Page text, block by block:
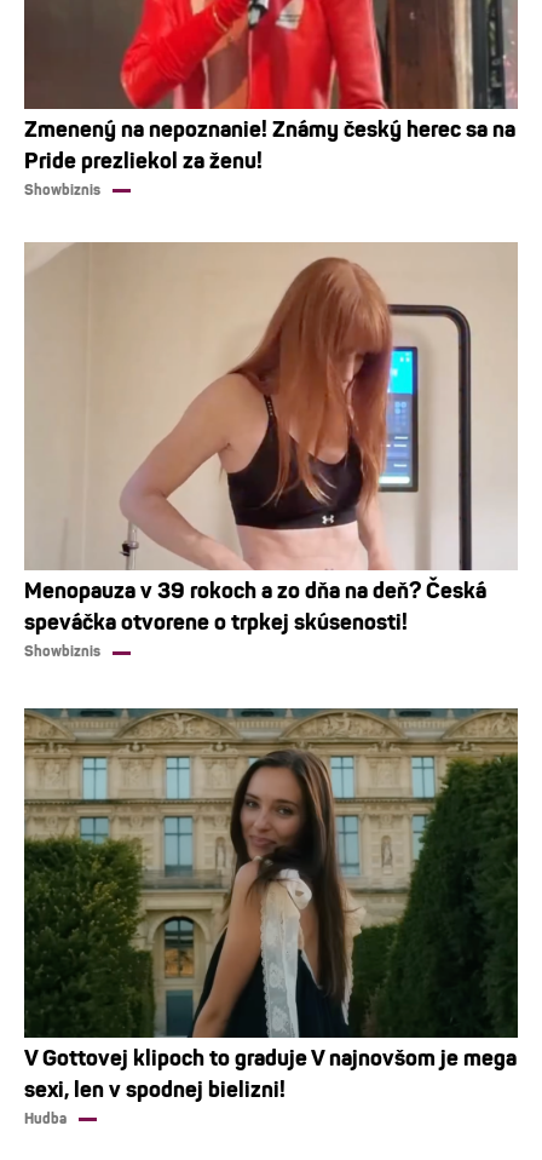
Zmenený na nepoznanie! Známy český herec sa na
Pride prezliekol za ženu!
Showbiznis
Menopauza v 39 rokoch a zo dňa na deň? Česká
speváčka otvorene o trpkej skúsenosti!
Showbiznis
V Gottovej klipoch to graduje V najnovšom je mega
sexi, len v spodnej bielizni!
Hudba